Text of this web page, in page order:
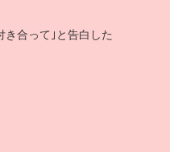
き合って｣と告白した